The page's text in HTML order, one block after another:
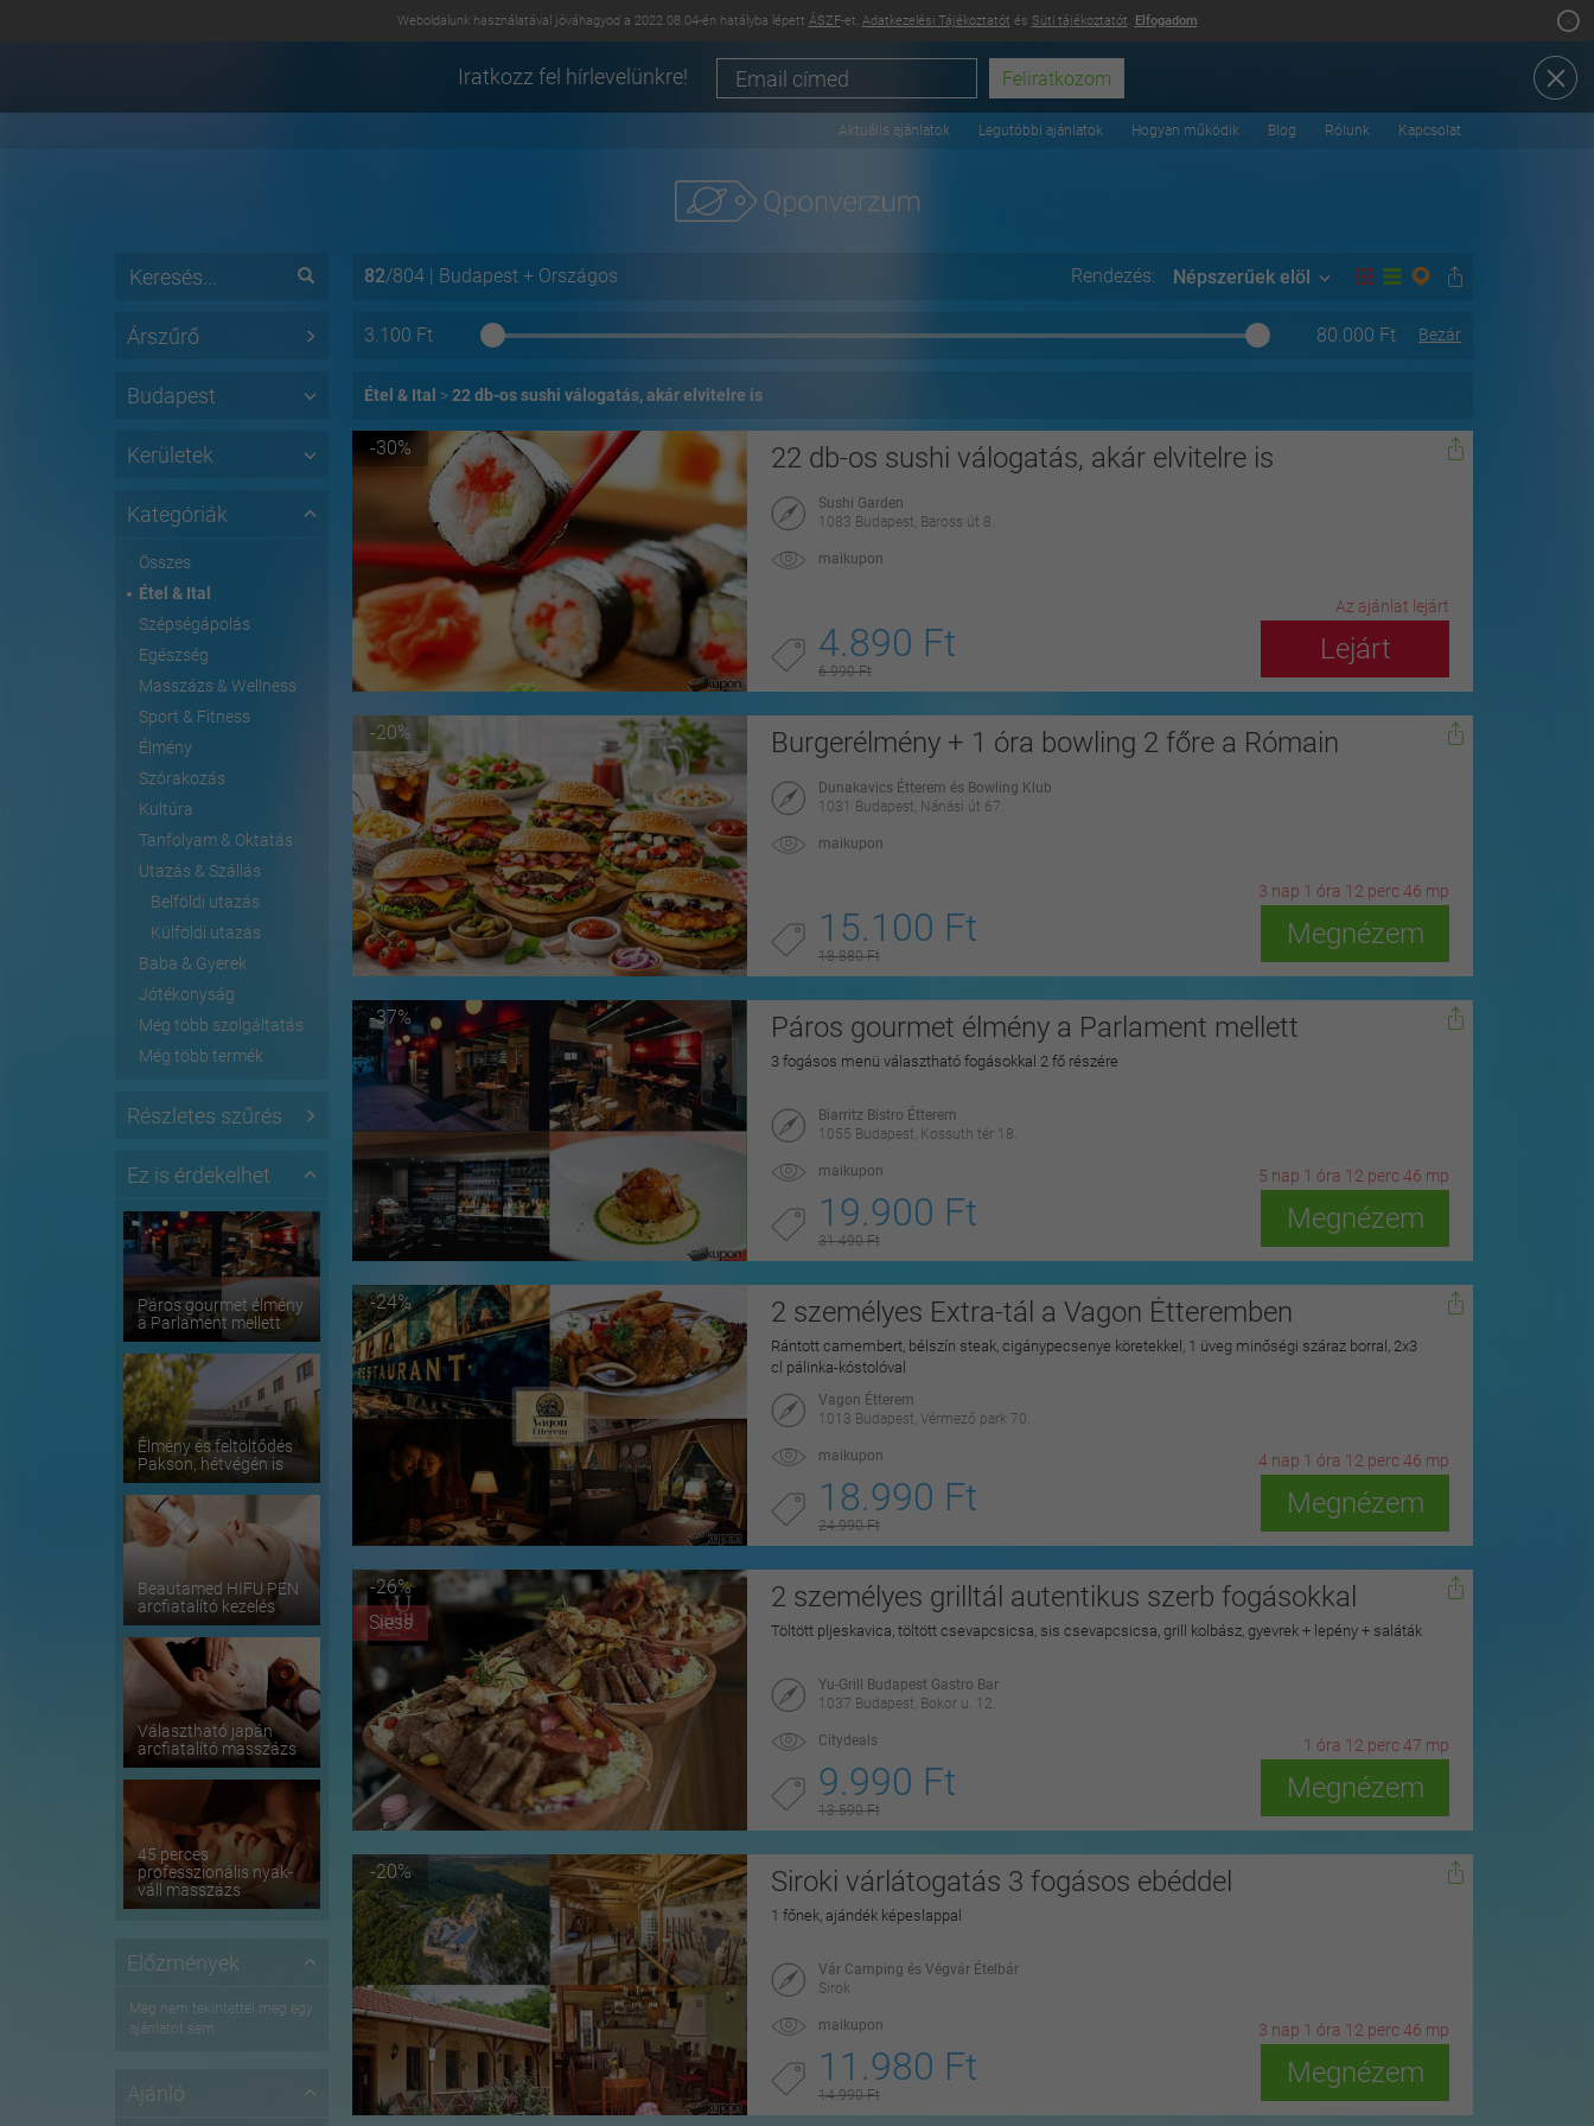
Weboldalunk használatával jóváhagyod a 2022.08.04-én hatályba lépett ÁSZF-et, Adatkezelési Tájékoztatót és Süti tájékoztatót. Elfogadom
Iratkozz fel hírlevelünkre!
Aktuális ajánlatok Legutóbbi ajánlatok Hogyan működik Blog Rólunk Kapcsolat
Árszűrő
Budapest
Kerületek
Kategóriák
Összes
Étel & Ital
Szépségápolás
Egészség
Masszázs & Wellness
Sport & Fitness
Élmény
Szórakozás
Kultúra
Tanfolyam & Oktatás
Utazás & Szállás
Belföldi utazás
Külföldi utazás
Baba & Gyerek
Jótékonyság
Még több szolgáltatás
Még több termék
Részletes szűrés
Ez is érdekelhet
Páros gourmet élmény
a Parlament mellett
Élmény és feltöltődés
Pakson, hétvégén is
Beautamed HIFU PEN
arcfiatalító kezelés
Választható japán
arcfiatalító masszázs
45 perces
professzionális nyak-
váll masszázs
Előzmények
Még nem tekintettél meg egy
ajánlatot sem
Ajánló
82/804 | Budapest + Országos Rendezés: Népszerűek elöl
3.100 Ft Bezár
80.000 Ft
Étel & Ital 22 db-os sushi válogatás, akár elvitelre is
-30% 22 db-os sushi válogatás, akár elvitelre is
Sushi Garden
1083 Budapest, Baross út 8.
maikupon
Az ajánlat lejárt
4.890 Ft
6.990 Ft
Lejárt
-20% Burgerélmény + 1 óra bowling 2 főre a Rómain
Dunakavics Étterem és Bowling Klub
1031 Budapest, Nánási út 67.
maikupon
3 nap 1 óra 12 perc45 mp
15.100 Ft
18.880 Ft
Megnézem
-37% Páros gourmet élmény a Parlament mellett
3 fogásos menü választható fogásokkal 2 fő részére
Biarritz Bistro Étterem
1055 Budapest, Kossuth tér 18.
maikupon 5 nap 1 óra 12 perc45 mp
19.900 Ft
31.490 Ft
Megnézem
-24% 2 személyes Extra-tál a Vagon Étteremben
Rántott camembert, bélszín steak, cigánypecsenye köretekkel, 1 üveg minőségi száraz borral, 2x3
cl pálinka-kóstolóval
Vagon Étterem
1013 Budapest, Vérmező park 70.
maikupon 4 nap 1 óra 12 perc45 mp
18.990 Ft
24.990 Ft
Megnézem
-26%
Siess
2 személyes grilltál autentikus szerb fogásokkal
Töltött pljeskavica, töltött csevapcsicsa, sis csevapcsicsa, grill kolbász, gyevrek + lepény + saláták
Yu-Grill Budapest Gastro Bar
1037 Budapest, Bokor u. 12.
Citydeals 1 óra 12 perc46 mp
9.990 Ft
13.590 Ft
Megnézem
-20% Siroki várlátogatás 3 fogásos ebéddel
1 főnek, ajándék képeslappal
Vár Camping és Végvár Ételbár
Sirok
maikupon 3 nap 1 óra 12 perc45 mp
11.980 Ft
14.990 Ft
Megnézem